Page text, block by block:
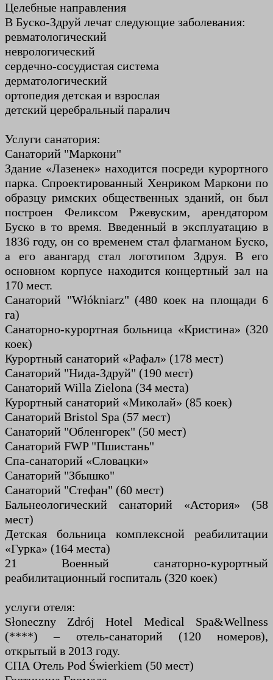
Целебные направления
В Буско-Здруй лечат следующие заболевания:
ревматологический
неврологический
сердечно-сосудистая система
дерматологический
ортопедия детская и взрослая
детский церебральный паралич
Услуги санатория:
Санаторий "Маркони"
Здание «Лазенек» находится посреди курортного
парка. Спроектированный Хенриком Маркони по
образцу римских общественных зданий, он был
построен Феликсом Ржевуским, арендатором
Буско в то время. Введенный в эксплуатацию в
1836 году, он со временем стал флагманом Буско,
а его авангард стал логотипом Здруя. В его
основном корпусе находится концертный зал на
170 мест.
Санаторий "Włókniarz" (480 коек на площади 6
га)
Санаторно-курортная больница «Кристина» (320
коек)
Курортный санаторий «Рафал» (178 мест)
Санаторий "Нида-Здруй" (190 мест)
Санаторий Willa Zielona (34 места)
Курортный санаторий «Миколай» (85 коек)
Санаторий Bristol Spa (57 мест)
Санаторий "Обленгорек" (50 мест)
Санаторий FWP "Пшистань"
Спа-санаторий «Словацки»
Санаторий "Збышко"
Санаторий "Стефан" (60 мест)
Бальнеологический санаторий «Астория» (58
мест)
Детская больница комплексной реабилитации
«Гурка» (164 места)
21 Военный санаторно-курортный
реабилитационный госпиталь (320 коек)
услуги отеля:
Słoneczny Zdrój Hotel Medical Spa&Wellness
(****) – отель-санаторий (120 номеров),
открытый в 2013 году.
СПА Отель Pod Świerkiem (50 мест)